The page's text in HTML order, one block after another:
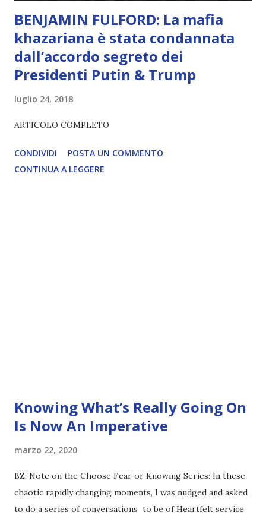
BENJAMIN FULFORD: La mafia
khazariana è stata condannata
dall’accordo segreto dei
Presidenti Putin & Trump
luglio 24, 2018
ARTICOLO COMPLETO
CONDIVIDI
POSTA UN COMMENTO
CONTINUA A LEGGERE
Knowing What’s Really Going On
Is Now An Imperative
marzo 22, 2020
BZ: Note on the Choose Fear or Knowing Series: In these
chaotic rapidly changing moments, I was nudged and asked
to do a series of conversations to be of Heartfelt service